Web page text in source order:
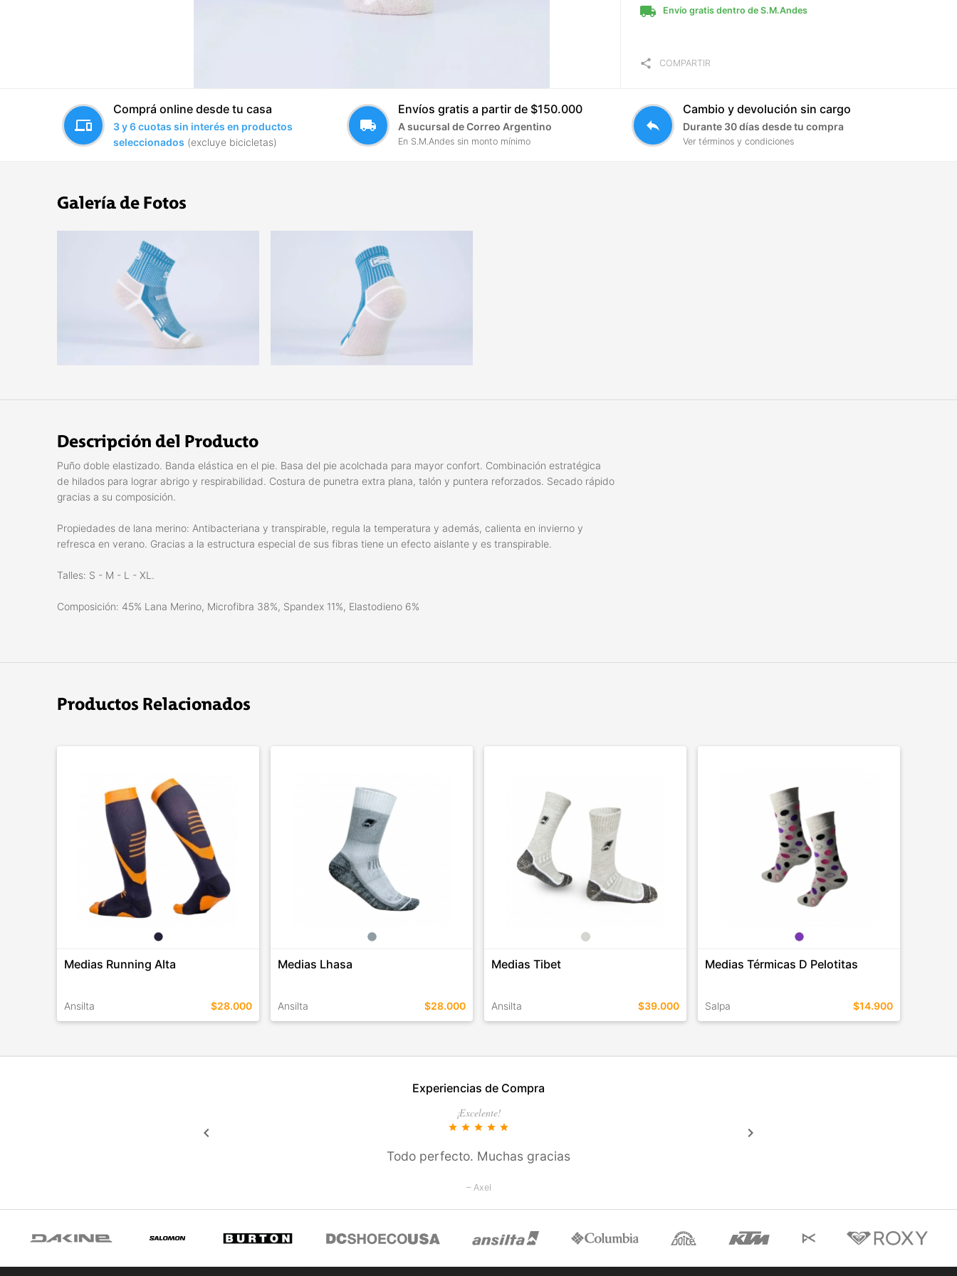
local_shipping Envío gratis dentro de S.M.Andes
share COMPARTIR
devices
Comprá online desde tu casa
3 y 6 cuotas sin interés en productos
seleccionados (excluye bicicletas)
local_shipping
Envíos gratis a partir de $150.000
A sucursal de Correo Argentino
En S.M.Andes sin monto mínimo
reply
Cambio y devolución sin cargo
Durante 30 días desde tu compra
Ver términos y condiciones
Galería de Fotos
Descripción del Producto
Puño doble elastizado. Banda elástica en el pie. Basa del pie acolchada para mayor confort. Combinación estratégica
de hilados para lograr abrigo y respirabilidad. Costura de punetra extra plana, talón y puntera reforzados. Secado rápido
gracias a su composición.
Propiedades de lana merino: Antibacteriana y transpirable, regula la temperatura y además, calienta en invierno y
refresca en verano. Gracias a la estructura especial de sus fibras tiene un efecto aislante y es transpirable.
Talles: S - M - L - XL.
Composición: 45% Lana Merino, Microfibra 38%, Spandex 11%, Elastodieno 6%
Productos Relacionados
Medias Running Alta
Ansilta $28.000
Medias Lhasa
Ansilta $28.000
Medias Tibet
Ansilta $39.000
Medias Térmicas D Pelotitas
Salpa $14.900
Experiencias de Compra
¡Excelente!
star star star star star
Todo perfecto. Muchas gracias
– Axel
keyboard_arrow_left keyboard_arrow_right